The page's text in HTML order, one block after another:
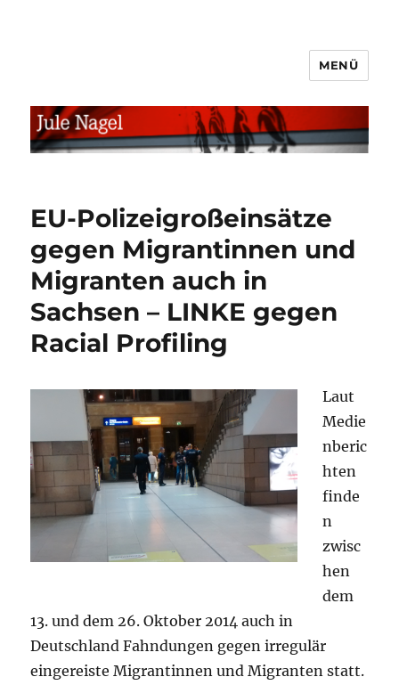
MENÜ
EU-Polizeigroßeinsätze
gegen Migrantinnen und
Migranten auch in
Sachsen – LINKE gegen
Racial Profiling
Laut
Medie
nberic
hten
finde
n
zwisc
hen
dem
13. und dem 26. Oktober 2014 auch in
Deutschland Fahndungen gegen irregulär
eingereiste Migrantinnen und Migranten statt.